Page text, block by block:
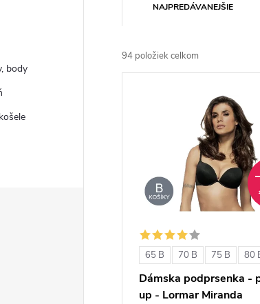
body
a
d
NAJPREDÁVANEJŠIE
94 položiek celkom
65 B 70 B 75 B 80
Dámska podprsenka -
up - Lormar Miranda